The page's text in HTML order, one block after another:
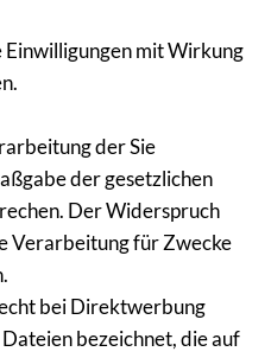
Einwilligungen mit Wirkung
der Sie
der gesetzlichen
Der Widerspruch
Verarbeitung für Zwecke
bei Direktwerbung
bezeichnet, die auf